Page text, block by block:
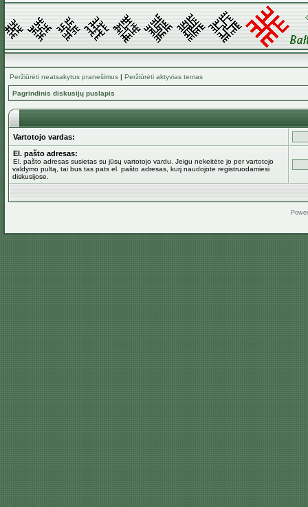
Peržiūrėti neatsakytus pranešimus | Peržiūrėti aktyvias temas
Pagrindinis diskusijų puslapis
Vartotojo vardas:
El. pašto adresas:
El. pašto adresas susietas su jūsų vartotojo vardu. Jeigu nekeitėte jo per vartotojo
valdymo pultą, tai bus tas pats el. pašto adresas, kurį naudojote registruodamiesi
diskusijose.